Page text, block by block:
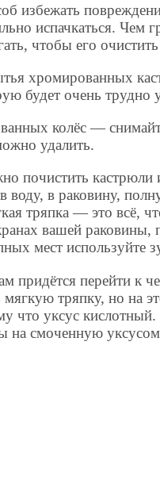
избежать
испачкаться. Чем
чтобы его
хромированных
будет очень трудно
колёс —
удалить.
почистить кастрюли
воду, в раковину,
тряпка — это всё,
вашей
мест используйте
придётся перейти к
мягкую тряпку, но на
что уксус
на смоченную уксусом